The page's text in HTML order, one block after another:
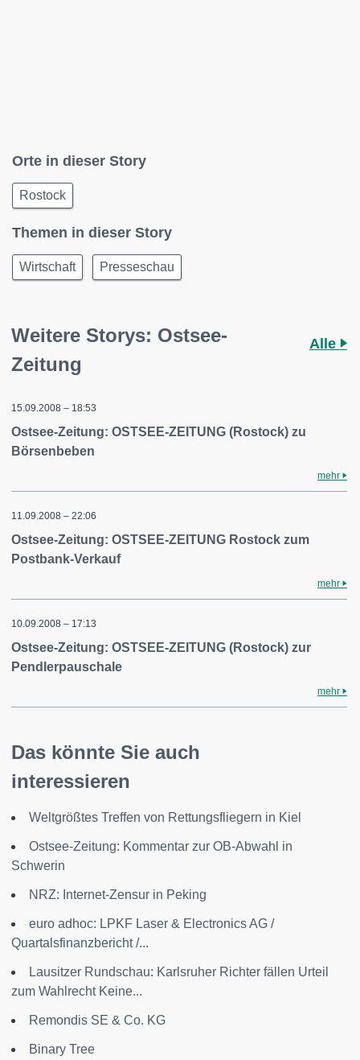
Orte in dieser Story
Rostock
Themen in dieser Story
Wirtschaft Presseschau
Weitere Storys: Ostsee-
Zeitung
Alle
15.09.2008 – 18:53
Ostsee-Zeitung: OSTSEE-ZEITUNG (Rostock) zu
Börsenbeben
mehr
11.09.2008 – 22:06
Ostsee-Zeitung: OSTSEE-ZEITUNG Rostock zum
Postbank-Verkauf
mehr
10.09.2008 – 17:13
Ostsee-Zeitung: OSTSEE-ZEITUNG (Rostock) zur
Pendlerpauschale
mehr
Das könnte Sie auch
interessieren
Weltgrößtes Treffen von Rettungsfliegern in Kiel
Ostsee-Zeitung: Kommentar zur OB-Abwahl in
Schwerin
NRZ: Internet-Zensur in Peking
euro adhoc: LPKF Laser & Electronics AG /
Quartalsfinanzbericht /...
Lausitzer Rundschau: Karlsruher Richter fällen Urteil
zum Wahlrecht Keine...
Remondis SE & Co. KG
Binary Tree